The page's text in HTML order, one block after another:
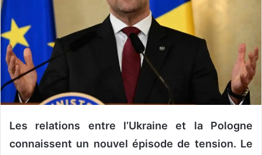
r
i
e
Les relations entre l’Ukraine et la Pologne
connaissent un nouvel épisode de tension. Le